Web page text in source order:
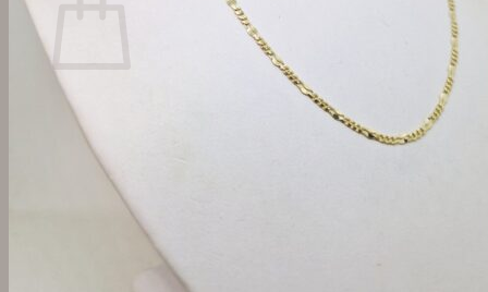
Žiadne produkty v košíku.
Vrátiť sa do obchodu
Hľadať: